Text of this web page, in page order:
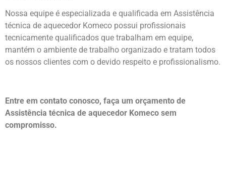
Nossa equipe é especializada e qualificada em Assistência
técnica de aquecedor Komeco possui profissionais
tecnicamente qualificados que trabalham em equipe,
mantém o ambiente de trabalho organizado e tratam todos
os nossos clientes com o devido respeito e profissionalismo.
Entre em contato conosco, faça um orçamento de
Assistência técnica de aquecedor Komeco sem
compromisso.